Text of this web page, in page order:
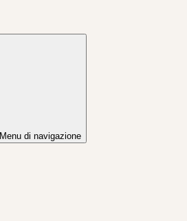
Menu di navigazione